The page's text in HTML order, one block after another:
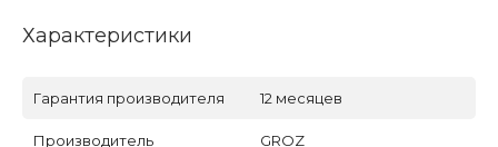
Характеристики
Гарантия производителя 12 месяцев
Производитель GROZ